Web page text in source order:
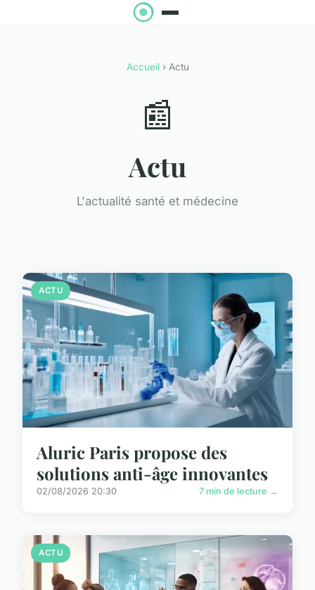
Accueil› Actu
📰
Actu
L'actualité santé et médecine
ACTU
Aluric Paris propose des
solutions anti-âge innovantes
02/08/2026 20:30 7 min de lecture →
ACTU